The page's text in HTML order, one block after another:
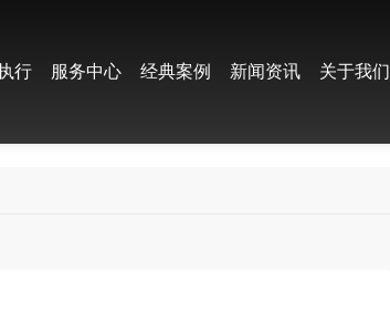
行 服务中心 经典案例 新闻资讯 关于我们